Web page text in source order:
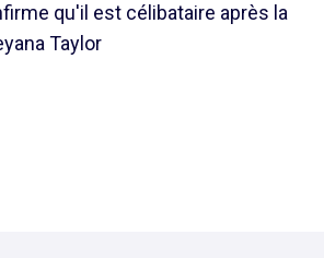
qu'il est célibataire après la
Taylor